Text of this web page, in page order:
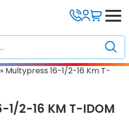
» Multypress 16-1/2-16 Km T-
1/2-16 KM T-IDOM